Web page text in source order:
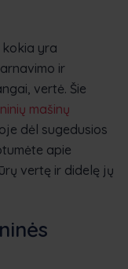
kokia yra
ir
vertė. Šie
mašinų
dėl sugedusios
apie
vertę ir didelę jų